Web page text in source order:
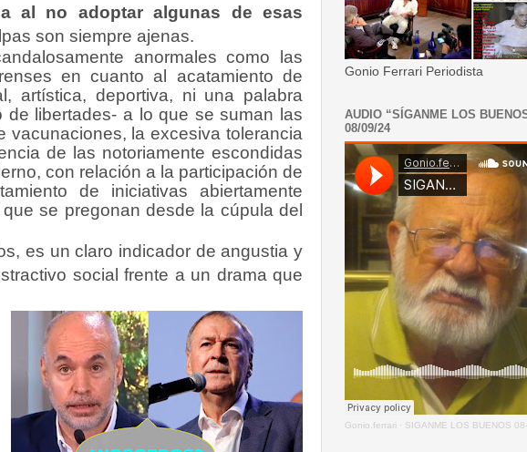
al no adoptar algunas de esas
son siempre ajenas.
anormales como las
en cuanto al acatamiento de
artística, deportiva, ni una palabra
de libertades- a lo que se suman las
vacunaciones, la excesiva tolerancia
de las notoriamente escondidas
con relación a la participación de
de iniciativas abiertamente
se pregonan desde la cúpula del
es un claro indicador de angustia y
social frente a un drama que
Gonio Ferrari Periodista
AUDIO “SÍGANME LOS
08/09/24
Gonio.ferrari · SIGANME LOS BUENOS